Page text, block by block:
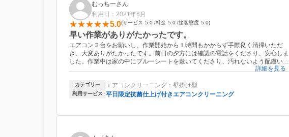
むっちーさん
利用日：2021年6月
5.0 サービス 5.0 料金 5.0 接客態度 5.0
早い作業がありがたかったです。
エアコン２台をお願いし、作業開始から１時間もかからず手際良く清掃いただ
き、大変ありがたかったです。前日の夕方には確認の電話をくださり、安心しま
した。作業中は家の中にブルーシートを敷いてくださり、汚れないよう配慮いた
だきました。これで気持ちよく夏が迎えられそうです。ありがとうございまし
詳細を見る
カテゴリー エアコンクリーニング：壁掛け型
利用サービス 平日限定抗菌仕上げ付きエアコンクリーニング